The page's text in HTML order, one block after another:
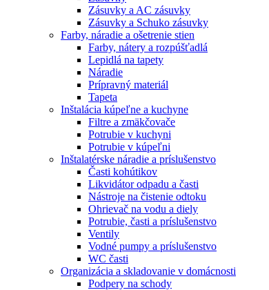
Zásuvky a AC zásuvky
Zásuvky a Schuko zásuvky
Farby, náradie a ošetrenie stien
Farby, nátery a rozpúšťadlá
Lepidlá na tapety
Náradie
Prípravný materiál
Tapeta
Inštalácia kúpeľne a kuchyne
Filtre a zmäkčovače
Potrubie v kuchyni
Potrubie v kúpeľni
Inštalatérske náradie a príslušenstvo
Časti kohútikov
Likvidátor odpadu a časti
Nástroje na čistenie odtoku
Ohrievač na vodu a diely
Potrubie, časti a príslušenstvo
Ventily
Vodné pumpy a príslušenstvo
WC časti
Organizácia a skladovanie v domácnosti
Podpery na schody